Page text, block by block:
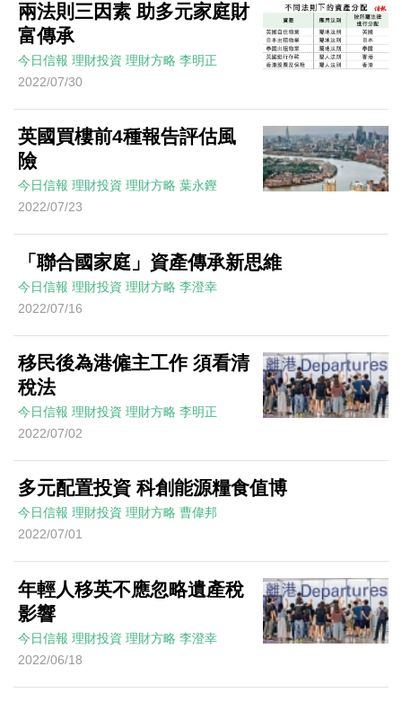
兩法則三因素 助多元家庭財
富傳承
今日信報 理財投資 理財方略 李明正
2022/07/30
英國買樓前4種報告評估風
險
今日信報 理財投資 理財方略 葉永鏗
2022/07/23
「聯合國家庭」資產傳承新思維
今日信報 理財投資 理財方略 李澄幸
2022/07/16
移民後為港僱主工作 須看清
稅法
今日信報 理財投資 理財方略 李明正
2022/07/02
多元配置投資 科創能源糧食值博
今日信報 理財投資 理財方略 曹偉邦
2022/07/01
年輕人移英不應忽略遺產稅
影響
今日信報 理財投資 理財方略 李澄幸
2022/06/18